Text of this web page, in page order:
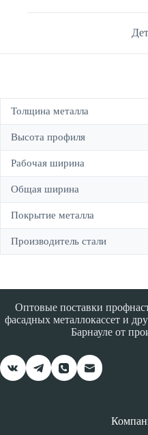
Толщина металла
Высота профиля
Рабочая ширина
Общая ширина
Покрытие металла
Производитель стали
Оптовые поставки
фасадных металлокассет и
Барнауле от